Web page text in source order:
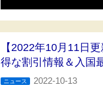
【2022年10月11日
得な割引情報＆入国
ニュース 2022-10-13